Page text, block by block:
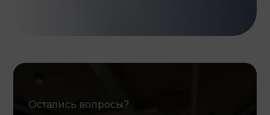
Остались вопросы?